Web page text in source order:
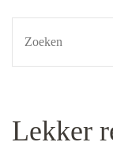
Lekker